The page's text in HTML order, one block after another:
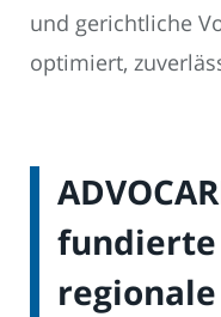
und gerichtliche
optimiert,
fundierte
regionale